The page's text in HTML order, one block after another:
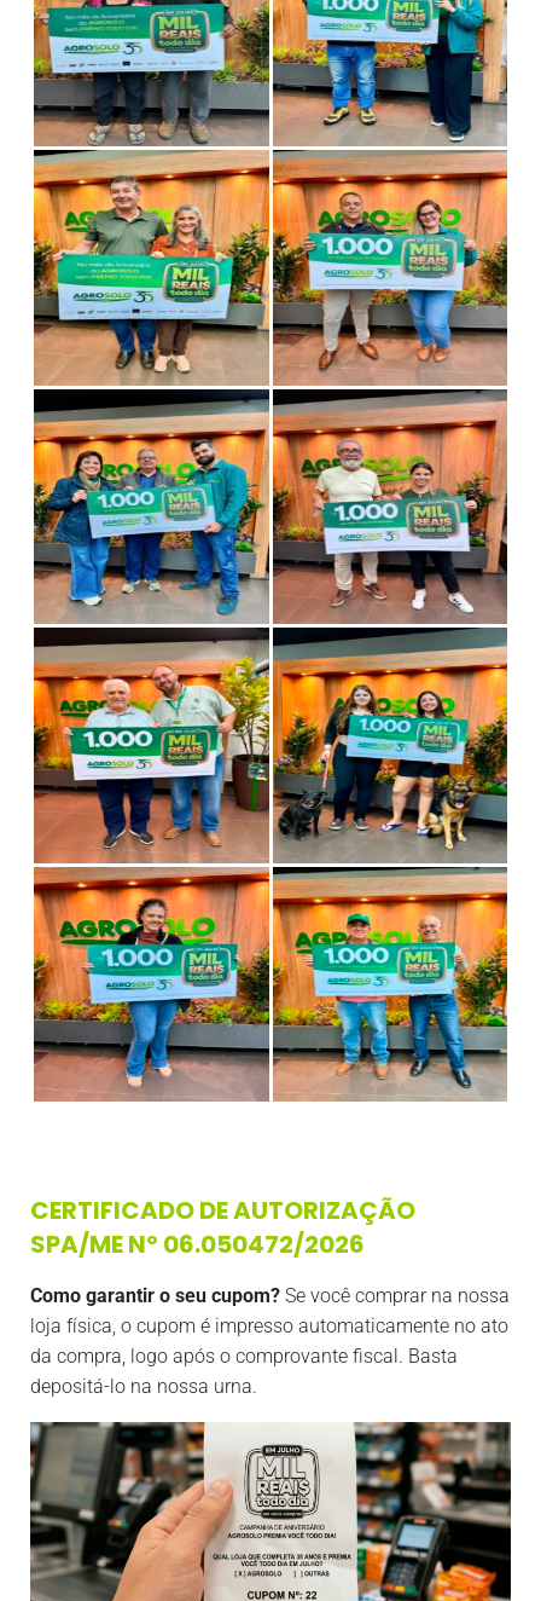
CERTIFICADO DE AUTORIZAÇÃO
SPA/ME Nº 06.050472/2026
Como garantir o seu cupom? Se você comprar na nossa
loja física, o cupom é impresso automaticamente no ato
da compra, logo após o comprovante fiscal. Basta
depositá-lo na nossa urna.